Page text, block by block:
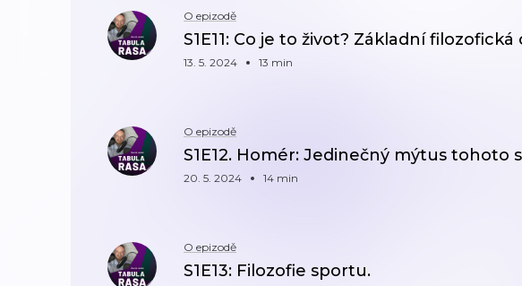
O epizodě
S1E11: Co je to život? Základní filozofická
13. 5. 2024 13 min
O epizodě
S1E12. Homér: Jedinečný mýtus tohoto
20. 5. 2024 14 min
O epizodě
S1E13: Filozofie sportu.